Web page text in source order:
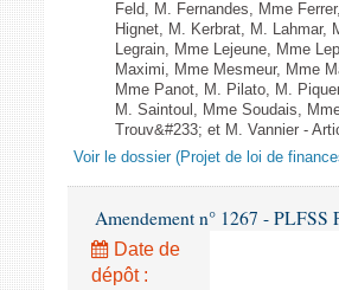
Feld, M. Fernandes, Mme
Hignet, M. Kerbrat, M. Lahmar,
Legrain, Mme Lejeune, Mme
Maximi, Mme Mesmeur, Mme
Mme Panot, M. Pilato, M.
M. Saintoul, Mme Soudais,
Trouv&#233; et M. Vannier -
Voir le dossier (Projet de loi de
Amendement n° 1267 - PLFSS
Date de
dépôt :